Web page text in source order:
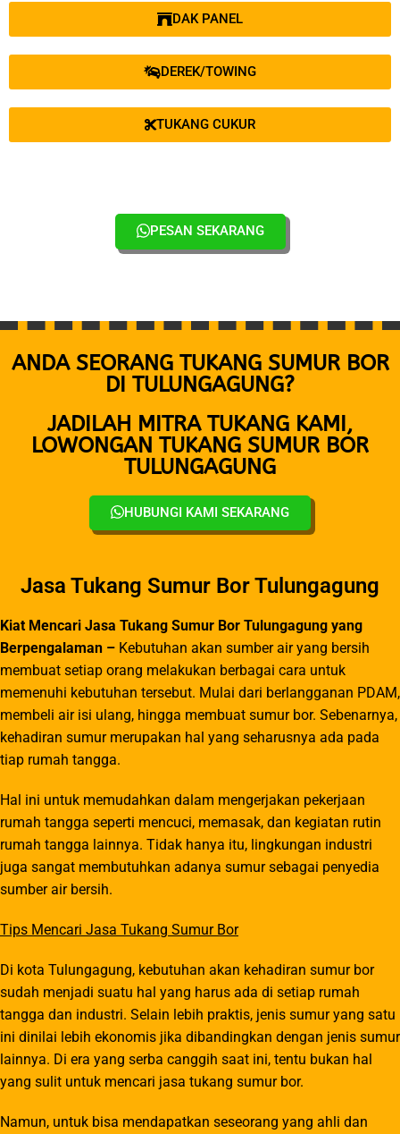
DAK PANEL
DEREK/TOWING
TUKANG CUKUR
PESAN SEKARANG
ANDA SEORANG TUKANG SUMUR BOR
DI TULUNGAGUNG?
JADILAH MITRA TUKANG KAMI,
LOWONGAN TUKANG SUMUR BOR
TULUNGAGUNG
HUBUNGI KAMI SEKARANG
Jasa Tukang Sumur Bor Tulungagung
Kiat Mencari Jasa Tukang Sumur Bor Tulungagung yang
Berpengalaman – Kebutuhan akan sumber air yang bersih
membuat setiap orang melakukan berbagai cara untuk
memenuhi kebutuhan tersebut. Mulai dari berlangganan PDAM,
membeli air isi ulang, hingga membuat sumur bor. Sebenarnya,
kehadiran sumur merupakan hal yang seharusnya ada pada
tiap rumah tangga.
Hal ini untuk memudahkan dalam mengerjakan pekerjaan
rumah tangga seperti mencuci, memasak, dan kegiatan rutin
rumah tangga lainnya. Tidak hanya itu, lingkungan industri
juga sangat membutuhkan adanya sumur sebagai penyedia
sumber air bersih.
Tips Mencari Jasa Tukang Sumur Bor
Di kota Tulungagung, kebutuhan akan kehadiran sumur bor
sudah menjadi suatu hal yang harus ada di setiap rumah
tangga dan industri. Selain lebih praktis, jenis sumur yang satu
ini dinilai lebih ekonomis jika dibandingkan dengan jenis sumur
lainnya. Di era yang serba canggih saat ini, tentu bukan hal
yang sulit untuk mencari jasa tukang sumur bor.
Namun, untuk bisa mendapatkan seseorang yang ahli dan